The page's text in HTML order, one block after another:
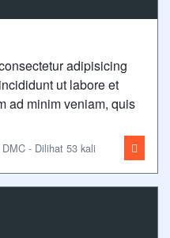
adipisicing
ut labore et
ad minim veniam, quis
- Dilihat 53 kali